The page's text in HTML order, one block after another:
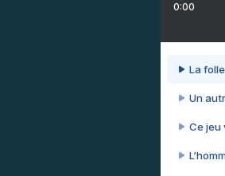
0:00
La
Un
Ce jeu